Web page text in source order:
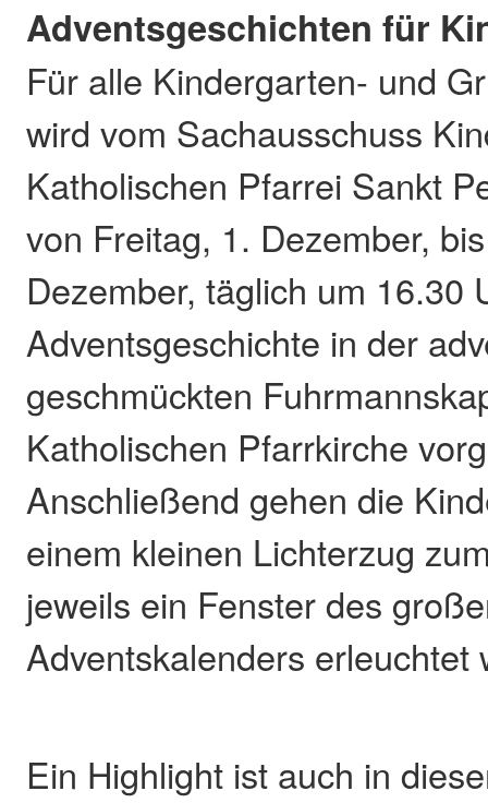
Adventsgeschichten für
Für alle Kindergarten- und
wird vom Sachausschuss
Katholischen Pfarrei Sankt
von Freitag, 1. Dezember,
Dezember, täglich um 16.30
Adventsgeschichte in der
geschmückten
Katholischen Pfarrkirche
Anschließend gehen die
einem kleinen Lichterzug
jeweils ein Fenster des
Adventskalenders erleuchtet
Ein Highlight ist auch in